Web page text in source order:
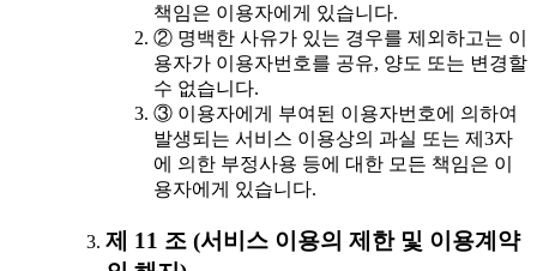
책임은 이용자에게 있습니다.
② 명백한 사유가 있는 경우를 제외하고는 이
용자가 이용자번호를 공유, 양도 또는 변경할
수 없습니다.
③ 이용자에게 부여된 이용자번호에 의하여
발생되는 서비스 이용상의 과실 또는 제3자
에 의한 부정사용 등에 대한 모든 책임은 이
용자에게 있습니다.
제 11 조 (서비스 이용의 제한 및 이용계약